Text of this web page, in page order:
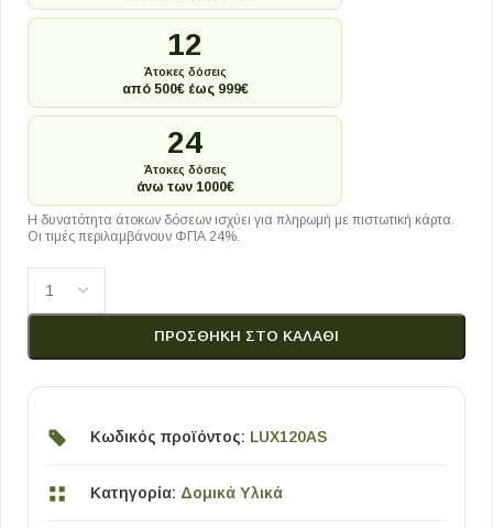
12
Άτοκες δόσεις
από 500€ έως 999€
24
Άτοκες δόσεις
άνω των 1000€
Η δυνατότητα άτοκων δόσεων ισχύει για πληρωμή με πιστωτική κάρτα.
Οι τιμές περιλαμβάνουν ΦΠΑ 24%.
ΠΡΟΣΘΉΚΗ ΣΤΟ ΚΑΛΆΘΙ
Κωδικός προϊόντος: LUX120AS
Κατηγορία: Δομικά Υλικά